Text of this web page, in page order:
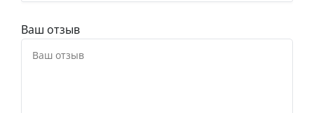
Ваш отзыв